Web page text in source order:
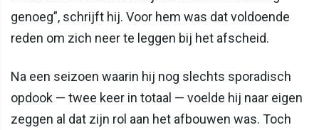
genoeg”, schrijft hij. Voor hem was dat voldoende
reden om zich neer te leggen bij het afscheid.
Na een seizoen waarin hij nog slechts sporadisch
opdook — twee keer in totaal — voelde hij naar eigen
zeggen al dat zijn rol aan het afbouwen was. Toch